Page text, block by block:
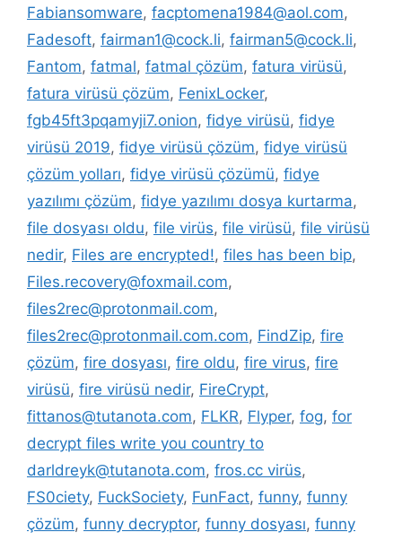
Fabiansomware, facptomena1984@aol.com,
Fadesoft, fairman1@cock.li, fairman5@cock.li,
Fantom, fatmal, fatmal çözüm, fatura virüsü,
fatura virüsü çözüm, FenixLocker,
fgb45ft3pqamyji7.onion, fidye virüsü, fidye
virüsü 2019, fidye virüsü çözüm, fidye virüsü
çözüm yolları, fidye virüsü çözümü, fidye
yazılımı çözüm, fidye yazılımı dosya kurtarma,
file dosyası oldu, file virüs, file virüsü, file virüsü
nedir, Files are encrypted!, files has been bip,
Files.recovery@foxmail.com,
files2rec@protonmail.com,
files2rec@protonmail.com.com, FindZip, fire
çözüm, fire dosyası, fire oldu, fire virus, fire
virüsü, fire virüsü nedir, FireCrypt,
fittanos@tutanota.com, FLKR, Flyper, fog, for
decrypt files write you country to
darldreyk@tutanota.com, fros.cc virüs,
FS0ciety, FuckSociety, FunFact, funny, funny
çözüm, funny decryptor, funny dosyası, funny